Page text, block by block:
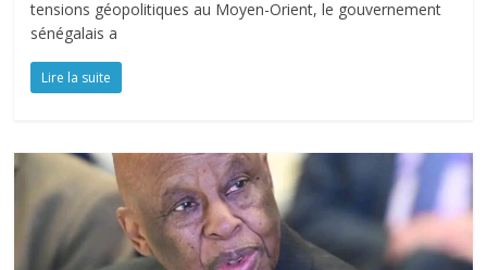
tensions géopolitiques au Moyen-Orient, le gouvernement
sénégalais a
Lire la suite